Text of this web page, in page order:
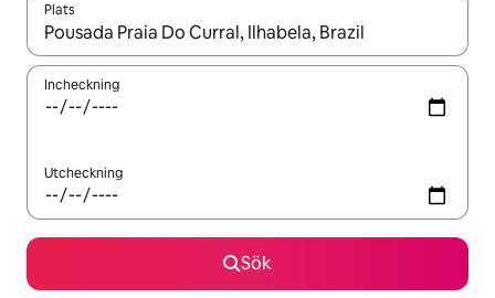
Plats
När resultaten är tillgängliga kan du navigera med upp- och
Incheckning
Utcheckning
Sök